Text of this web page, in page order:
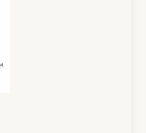
POPinière. Notre
attend!